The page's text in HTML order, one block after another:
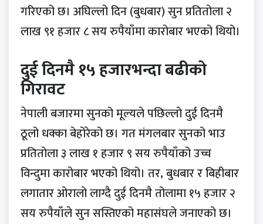
गरिएको छ। अघिल्लो दिन (बुधबार) सुन प्रतितोला २
लाख ९१ हजार ८ सय रुपैयाँमा कारोबार भएको थियो।
दुई दिनमै १५ हजारभन्दा बढीको
गिरावट
नेपाली बजारमा सुनको मूल्यले पछिल्लो दुई दिनमै
ठूलो धक्का बेहोरेको छ। गत मंगलबार सुनको भाउ
प्रतितोला ३ लाख १ हजार ९ सय रुपैयाँको उच्च
विन्दुमा कारोबार भएको थियो। तर, बुधबार र बिहीबार
लगातार ओरालो लाग्दै दुई दिनमै तोलामा १५ हजार २
सय रुपैयाँले सुन सस्तिएको महासंघले जनाएको छ।